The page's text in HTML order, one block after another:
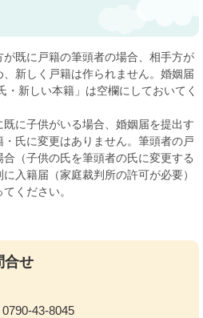
既に戸籍の筆頭者の場合、相手方が
新しく戸籍は作られません。婚姻届
・新しい本籍」は空欄にしておいてく
に子供がいる場合、婚姻届を提出す
氏に変更はありません。筆頭者の戸
（子供の氏を筆頭者の氏に変更する
入籍届（家庭裁判所の許可が必要）
ください。
合せ
43-8045